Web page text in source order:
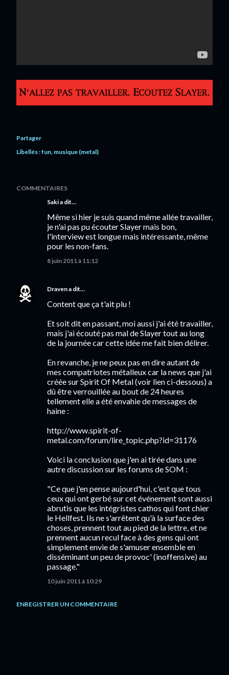
Partager
Libellés :fun musique (metal)
COMMENTAIRES
Saki a dit…
Même si hier je suis quand même allée travailler,
je n'ai pas pu écouter Slayer mais bon,
l'interview est longue mais intéressante, même
pour les non-fans.
8 juin 2011 à 11:12
Dravena dit…
Content que ça t'ait plu !
Et soit dit en passant, moi aussi j'ai été travailler,
mais j'ai écouté pas mal de Slayer tout au long
de la journée car cette idée me fait bien délirer.
En revanche, je ne peux pas en dire autant de
mes compatriotes métalleux car la news que j'ai
créée sur Spirit Of Metal (voir lien ci-dessous) a
dû être verrouillée au bout de 24 heures
tellement elle a été envahie de messages de
haine :
http://www.spirit-of-
metal.com/forum/lire_topic.php?id=31176
Voici la conclusion que j'en ai tirée dans une
autre discussion sur les forums de SOM :
"Ce que j'en pense aujourd'hui, c'est que tous
ceux qui ont gerbé sur cet événement sont aussi
abrutis que les intégristes cathos qui font chier
le Hellfest. Ils ne s'arrêtent qu'à la surface des
choses, prennent tout au pied de la lettre, et ne
prennent aucun recul face à des gens qui ont
simplement envie de s'amuser ensemble en
disséminant un peu de provoc' (inoffensive) au
passage."
10 juin 2011 à 10:29
ENREGISTRER UN COMMENTAIRE